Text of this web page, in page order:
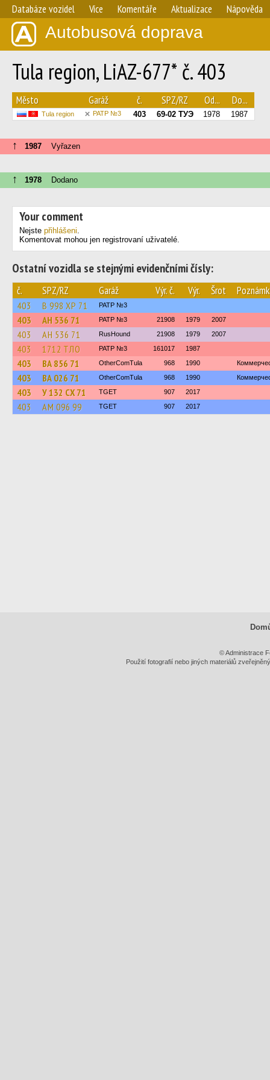
Databáze vozidel Více Komentáře Aktualizace Nápověda
Autobusová doprava
Tula region, LiAZ-677* č. 403
Město Garáž č. SPZ/RZ Od... Do...
Tula region PATP №3 403 69-02 ТУЭ 1978 1987
↑ 1987 Vyřazen
↑ 1978 Dodano
Your comment
Nejste přihlášeni.
Komentovat mohou jen registrovaní uživatelé.
Ostatní vozidla se stejnými evidenčními čísly:
č. SPZ/RZ Garáž Výr. č. Výr. Šrot
403 В 998 ХР 71 PATP №3
403 АН 536 71 PATP №3 21908 1979 2007
403 АН 536 71 RusHound 21908 1979 2007
403 1712 ТЛО PATP №3 161017 1987
403 ВА 856 71 OtherComTula 968 1990
403 ВА 026 71 OtherComTula 968 1990
403 У 132 СХ 71 TGET 907 2017
403 АМ 096 99 TGET 907 2017
© Administrace
Použití fotografií nebo jiných materiálů